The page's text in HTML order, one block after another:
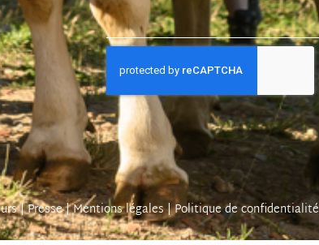
|Presse|Mentions légales|Politique de confidentialité